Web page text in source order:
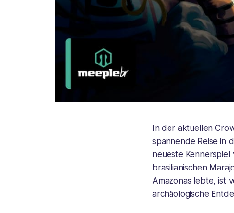
In der aktuellen
spannende Reise in
neueste
brasilianischen
Amazonas lebte, ist
archäologische